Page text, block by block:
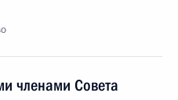
членами Совета